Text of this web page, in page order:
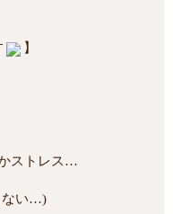
】
ストレス…
ない…)